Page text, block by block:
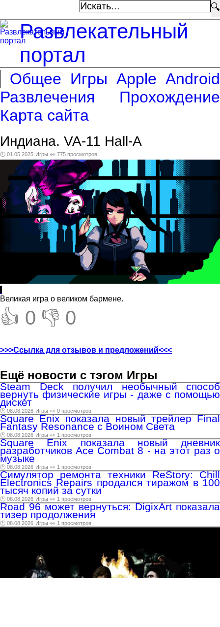
🔍
Развлекательный
портал
Общее Игры Apple Android
Развлечения
Прохождение
Карта сайта
Индиана. VA-11 Hall-A
🕑 01.05.2025 Игры 👀 775 просмотров
Великая игра о великом бармене.
👍 0 👎 0
>>>Ссылка для отзывов и предложений<<<
Ещё новости с тэгом Игры
Steam Deck получил необычный способ
вернуть физические игры - даже с помощью
дискет
🕑 08.08.2026 Игры 👀 0 просмотров
Square Enix показала новый трейлер Final
Fantasy Resonance с Воином Света
🕑 08.08.2026 Игры 👀 1 просмотров
Square Enix показала новый дневник
разработчиков Ace Combat 8 - на этот раз о
музыке
🕑 08.08.2026 Игры 👀 1 просмотров
Симулятор ремонта техники ReStory: Chill
Electronics Repairs продался тиражом в 100
тысяч копий за сутки
🕑 08.08.2026 Игры 👀 1 просмотров
Road 96 может вернуться: DigixArt показала
тизер продолжения
🕑 08.08.2026 Игры 👀 1 просмотров